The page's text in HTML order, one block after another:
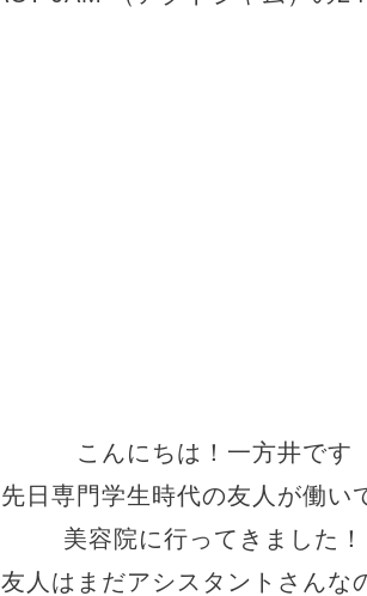
こんにちは！一方井です
先日専門学生時代の友人が働い
美容院に行ってきました！
友人はまだアシスタントさんな